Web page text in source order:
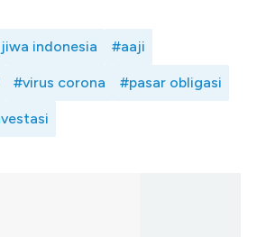
indonesia #aaji
#virus corona #pasar obligasi